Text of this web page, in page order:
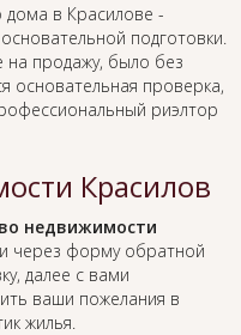
дома в Красилове -
подготовки.
на продажу, было без
основательная проверка,
риэлтор
Красилов
недвижимости
через форму обратной
далее с вами
ваши пожелания в
жилья.